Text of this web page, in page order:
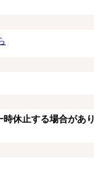
休止する場合があり